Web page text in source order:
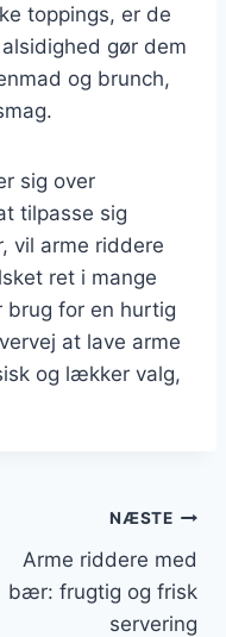
toppings, er de
gør dem
og brunch,
sig over
tilpasse sig
vil arme riddere
ret i mange
brug for en hurtig
at lave arme
og lækker valg,
NÆSTE
Arme riddere med
bær: frugtig og frisk
servering